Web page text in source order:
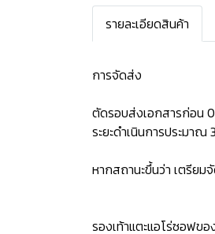
รายละเอียดสินค้า
การจัดส่ง
ตัดรอบส่งเอกสารก่อน
ระยะดำเนินการประมา
หากสถานะขึ้นว่า เตรีย
รองเท้าแตะแอโร่ซอฟข